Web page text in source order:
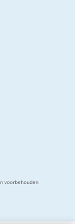
voorbehouden